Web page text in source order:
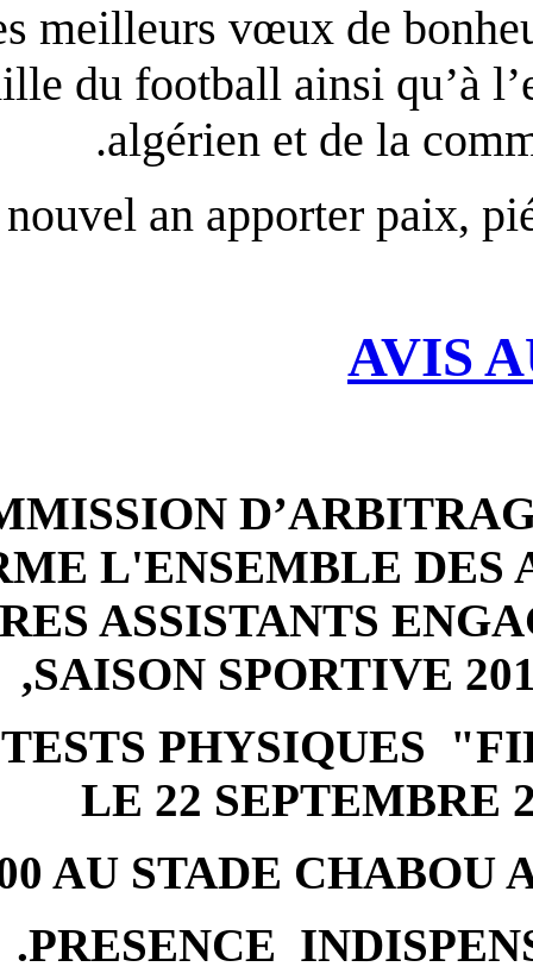
Présente ses meilleurs
famille du football
algérien et
Puisse ce nouvel an
LA COMMISSION
INFORME
ARBITRES
SAISON
QUE LES TESTS
LE 22
A 07H00 AU STADE
PRESENCE